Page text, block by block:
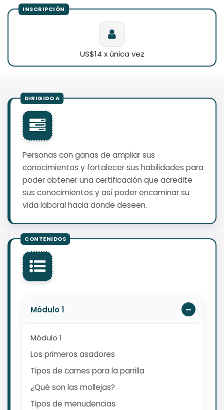
US$14 x única vez
Personas con ganas de ampliar sus
conocimientos y fortalecer sus habilidades para
poder obtener una certificación que acredite
sus conocimientos y así poder encaminar su
vida laboral hacia donde deseen.
Módulo 1
Módulo 1
Los primeros asadores
Tipos de carnes para la parrilla
¿Qué son las mollejas?
Tipos de menudencias